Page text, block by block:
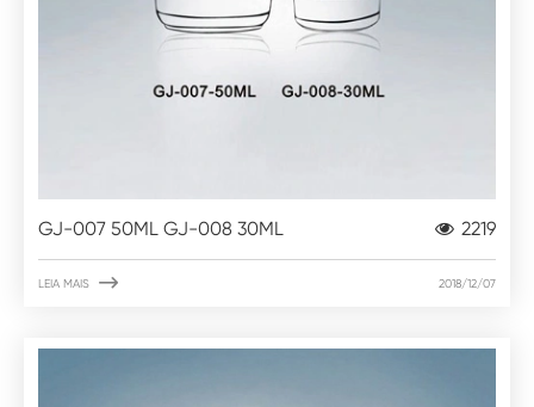
GJ-007 50ML GJ-008 30ML 2219
LEIA MAIS  2018/12/07